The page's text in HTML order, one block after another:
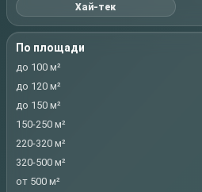
Хай-тек
По площади
до 100 м²
до 120 м²
до 150 м²
150-250 м²
220-320 м²
320-500 м²
от 500 м²